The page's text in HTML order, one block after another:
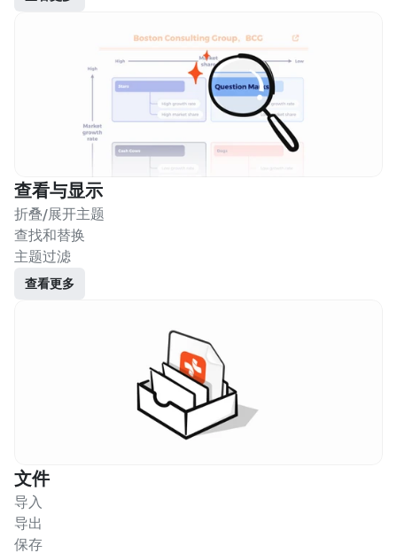
查看与显示
折叠/展开主题
查找和替换
主题过滤
查看更多
文件
导入
导出
保存